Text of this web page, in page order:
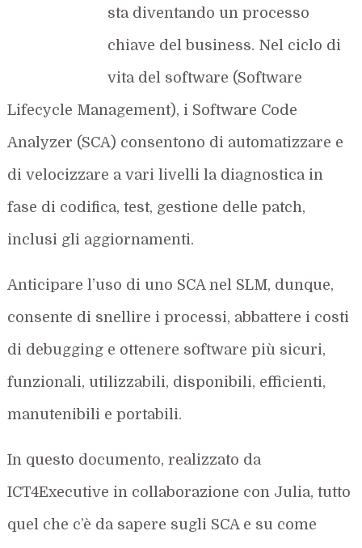
sta diventando un processo
chiave del business. Nel ciclo di
vita del software (Software
Lifecycle Management), i Software Code
Analyzer (SCA) consentono di automatizzare e
di velocizzare a vari livelli la diagnostica in
fase di codifica, test, gestione delle patch,
inclusi gli aggiornamenti.
Anticipare l’uso di uno SCA nel SLM, dunque,
consente di snellire i processi, abbattere i costi
di debugging e ottenere software più sicuri,
funzionali, utilizzabili, disponibili, efficienti,
manutenibili e portabili.
In questo documento, realizzato da
ICT4Executive in collaborazione con Julia, tutto
quel che c’è da sapere sugli SCA e su come